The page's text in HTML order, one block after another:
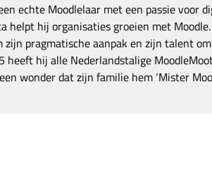
echte Moodlelaar met een passie voor
helpt hij organisaties groeien met
zijn pragmatische aanpak en zijn talent
heeft hij alle Nederlandstalige
wonder dat zijn familie hem ‘Mister